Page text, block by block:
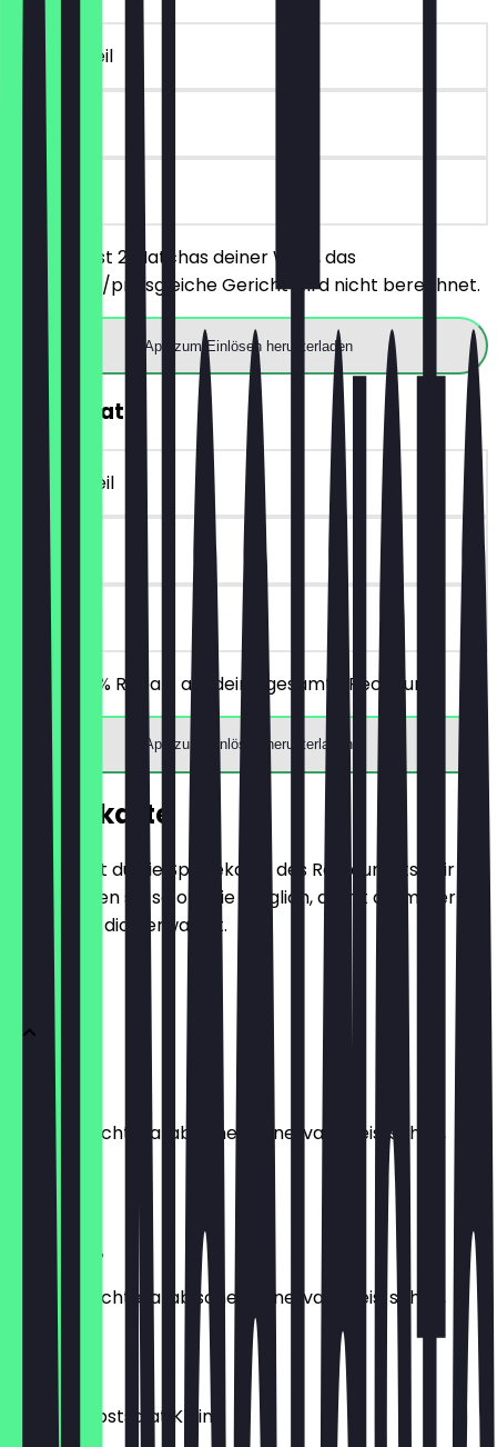
~€ 5 Vorteil
30 Tage
vor Ort
Du bestellst 2 Matchas deiner Wahl, das
günstigere/preisgleiche Gericht wird nicht berechnet.
App zum Einlösen herunterladen
30% Rabatt
~€ 4 Vorteil
30 Tage
vor Ort
Erhalte 30% Rabatt auf deine gesamte Rechnung!
App zum Einlösen herunterladen
Speisekarte
Hier findest du die Speisekarte des Restaurants. Wir
aktualisieren sie so oft wie möglich, damit du immer
weißt, was dich erwartet.
Frische früchte, arabische sahne, vanilleeis, sahne,
lotus soße.
€ 8,90
Lotus Groß
Frische früchte, arabische sahne, vanilleeis, sahne,
lotus soße.
€ 11,90
Orental Obstsalat Klein